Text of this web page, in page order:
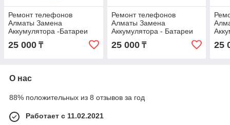
Ремонт телефонов
Алматы Замена
Аккумулятора -Батареи
iPhone 17 Pro Оригинал С
гарантией !
25 000 ₸
Ремонт телефонов
Алматы Замена
Аккумулятора - Батареи
iPhone 17 Air Оригинал С
гарантией !
25 000₸ 25
О нас
88% положительных из 8 отзывов за год
Работает с 11.02.2021